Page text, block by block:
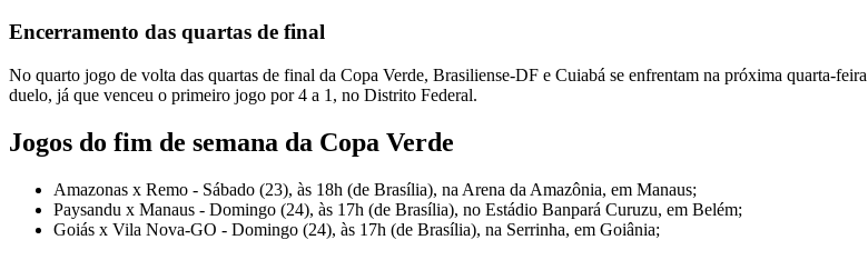
Encerramento das quartas de final
No quarto jogo de volta das quartas de final da Copa Verde, Brasiliense-DF e Cuiabá se enfrentam na próxima quarta-
duelo, já que venceu o primeiro jogo por 4 a 1, no Distrito Federal.
Jogos do fim de semana da Copa Verde
Amazonas x Remo - Sábado (23), às 18h (de Brasília), na Arena da Amazônia, em Manaus;
Paysandu x Manaus - Domingo (24), às 17h (de Brasília), no Estádio Banpará Curuzu, em Belém;
Goiás x Vila Nova-GO - Domingo (24), às 17h (de Brasília), na Serrinha, em Goiânia;